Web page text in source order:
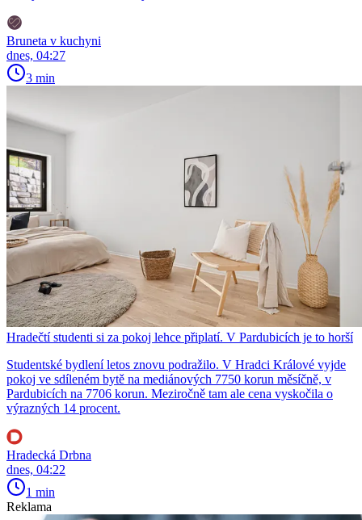
Bruneta v kuchyni
dnes, 04:27
3 min
Hradečtí studenti si za pokoj lehce připlatí. V Pardubicích je to horší
Studentské bydlení letos znovu podražilo. V Hradci Králové vyjde
pokoj ve sdíleném bytě na mediánových 7750 korun měsíčně, v
Pardubicích na 7706 korun. Meziročně tam ale cena vyskočila o
výrazných 14 procent.
Hradecká Drbna
dnes, 04:22
1 min
Reklama